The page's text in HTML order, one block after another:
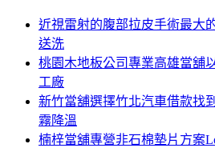
近視雷射的腹部拉皮手術最大
送洗
桃園木地板公司專業高雄當舖
工廠
新竹當舖選擇竹北汽車借款找
霧降溫
楠梓當舖專營非石棉墊片方案